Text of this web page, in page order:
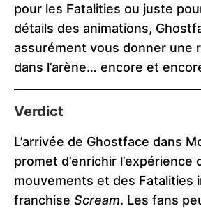
pour les Fatalities ou juste
détails des animations,
assurément vous donner une
dans l’arène… encore et
Verdict
L’arrivée de Ghostface dans
promet d’enrichir l’expérience
mouvements et des Fatalities
franchise Scream. Les fans